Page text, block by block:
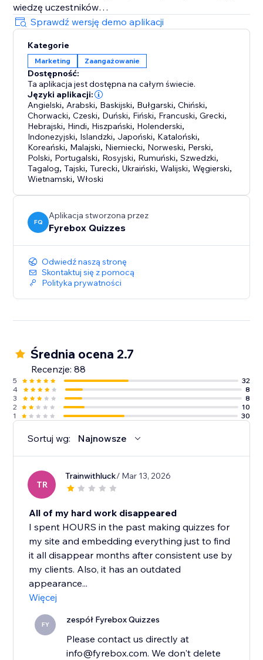
wiedzę uczestników
- Prawda fałsz: Quiz, w którym uczestnik musi po
prostu wybrać tak lub nie
-Otwórz zakończoną odpowiedź: Quiz, w którym
uczestnicy proszeni są o wpisanie odpowiedzi
-Najbardziej wybrana odpowiedź: Quiz używany do
oceny psychologicznej.
Sprawdź wersję demo aplikacji
Kategorie
Marketing Zaangażowanie
Dostępność:
Ta aplikacja jest dostępna na całym świecie.
Języki aplikacji:
Angielski, Arabski, Baskijski, Bułgarski,Chiński,
Chorwacki,Czeski, Duński, Fiński, Francuski,Grecki,
Hebrajski, Hindi, Hiszpański, Holenderski,
Indonezyjski, Islandzki, Japoński, Kataloński,
Koreański, Malajski, Niemiecki, Norweski, Perski,
Polski, Portugalski, Rosyjski, Rumuński,Szwedzki,
Tagalog,Tajski,Turecki,Ukraiński,Walijski,Węgierski,
Wietnamski,Włoski
FQ
Aplikacja stworzona przez
Fyrebox Quizzes
Odwiedź naszą stronę
Skontaktuj się z pomocą
Polityka prywatności
Średnia ocena 2.7
Recenzje: 88
5
32
4
8
3
8
2
10
1
30
Sortuj wg: Najnowsze
TR
Trainwithluck/ Mar 13, 2026
All of my hard work disappeared
I spent HOURS in the past making quizzes for
my site and embedding everything just to find
it all disappear months after consistent use by
my clients. Also, it has an outdated
appearance...
Więcej
FY zespół Fyrebox Quizzes
Please contact us directly at
info@fyrebox.com. We don't delete